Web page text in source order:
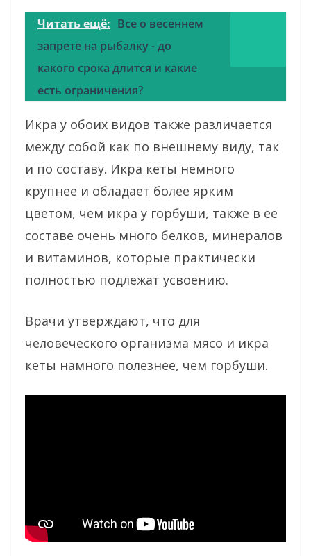
Читать ещё: Все о весеннем
запрете на рыбалку - до
какого срока длится и какие
есть ограничения?
Икра у обоих видов также различается
между собой как по внешнему виду, так
и по составу. Икра кеты немного
крупнее и обладает более ярким
цветом, чем икра у горбуши, также в ее
составе очень много белков, минералов
и витаминов, которые практически
полностью подлежат усвоению.
Врачи утверждают, что для
человеческого организма мясо и икра
кеты намного полезнее, чем горбуши.